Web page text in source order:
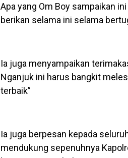
Apa yang Om Boy sampaikan
berikan selama ini selama
Ia juga menyampaikan
Nganjuk ini harus bangkit
terbaik”
Ia juga berpesan kepada
mendukung sepenuhnya